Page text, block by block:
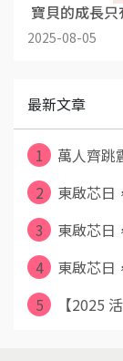
寶貝的成長
2025-08-05
最新文章
1
萬人齊跳
2
東啟芯日
3
東啟芯日
4
東啟芯日
5
【2025